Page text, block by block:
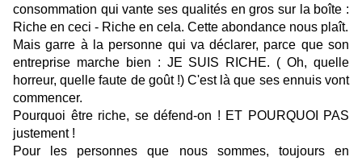
consommation qui vante ses qualités en gros sur la boîte :
Riche en ceci - Riche en cela. Cette abondance nous plaît.
Mais garre à la personne qui va déclarer, parce que son
entreprise marche bien : JE SUIS RICHE. ( Oh, quelle
horreur, quelle faute de goût !) C'est là que ses ennuis vont
commencer.
Pourquoi être riche, se défend-on ! ET POURQUOI PAS
justement !
Pour les personnes que nous sommes, toujours en